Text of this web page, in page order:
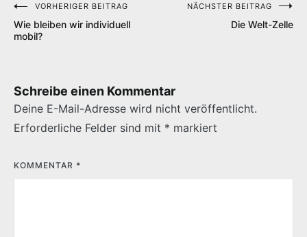
Beitragsnavigation
VORHERIGER BEITRAG
Wie bleiben wir individuell
mobil?
NÄCHSTER BEITRAG
Die Welt-Zelle
Schreibe einen Kommentar
Deine E-Mail-Adresse wird nicht veröffentlicht.
Erforderliche Felder sind mit * markiert
KOMMENTAR *